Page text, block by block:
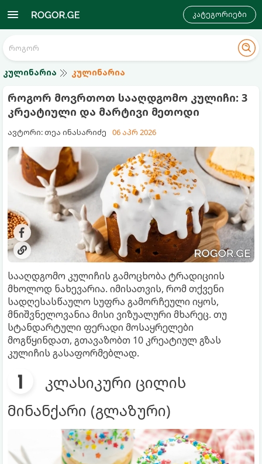
კატეგორიები
კულინარია კულინარია
როგორ მოვრთოთ სააღდგომო კულიჩი: 3
კრეატიული და მარტივი მეთოდი
ავტორი: თეა ინასარიძე 06 აპრ 2026
სააღდგომო კულიჩის გამოცხობა ტრადიციის
მხოლოდ ნახევარია. იმისათვის, რომ თქვენი
სადღესასწაულო სუფრა გამორჩეული იყოს,
მნიშვნელოვანია მისი ვიზუალური მხარეც. თუ
სტანდარტული ფერადი მოსაყრელები
მოგწყინდათ, გთავაზობთ 10 კრეატიულ გზას
კულიჩის გასაფორმებლად.
კლასიკური ცილის
მინანქარი (გლაზური)